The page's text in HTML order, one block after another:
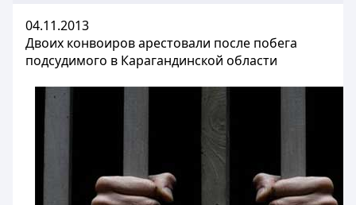
04.11.2013
Двоих конвоиров арестовали после побега
подсудимого в Карагандинской области